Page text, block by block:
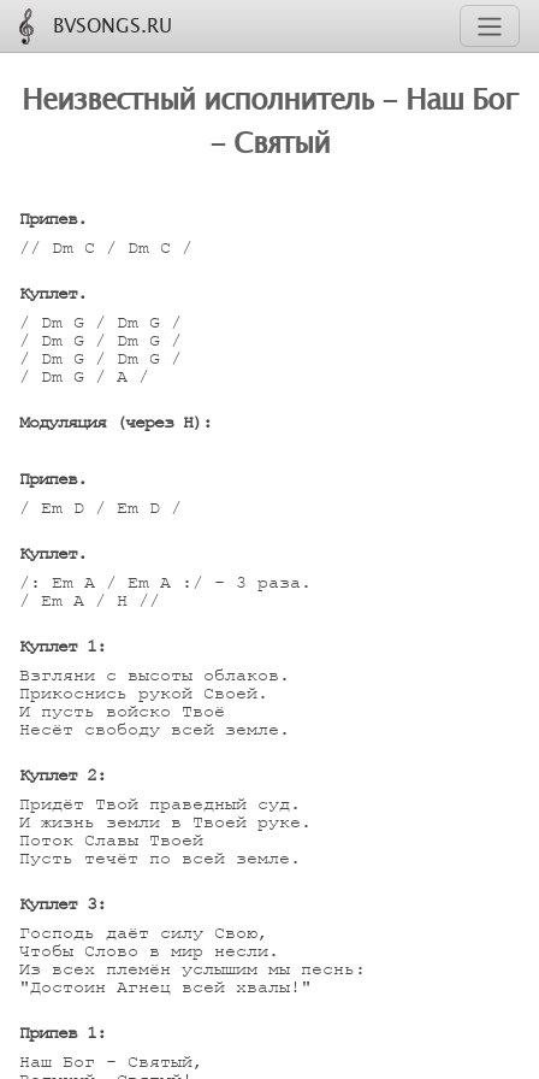
BVSONGS.RU
Неизвестный исполнитель - Наш Бог
- Святый
Припев.
// Dm C / Dm C /
Куплет.
/ Dm G / Dm G /
/ Dm G / Dm G /
/ Dm G / Dm G /
/ Dm G / A /
Модуляция (через H):
Припев.
/ Em D / Em D /
Куплет.
/: Em A / Em A :/ - 3 раза.
/ Em A / H //
Куплет 1:
Взгляни с высоты облаков.
Прикоснись рукой Своей.
И пусть войско Твоё
Несёт свободу всей земле.
Куплет 2:
Придёт Твой праведный суд.
И жизнь земли в Твоей руке.
Поток Славы Твоей
Пусть течёт по всей земле.
Куплет 3:
Господь даёт силу Свою,
Чтобы Слово в мир несли.
Из всех племён услышим мы песнь:
"Достоин Агнец всей хвалы!"
Припев 1:
Наш Бог - Святый,